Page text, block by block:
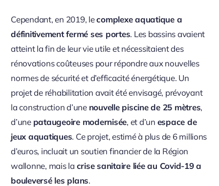
Cependant, en 2019, lecomplexe aquatique a
définitivement fermé ses portes. Les bassins avaient
atteint la fin de leur vie utile et nécessitaient des
rénovations coûteuses pour répondre aux nouvelles
normes de sécurité et d’efficacité énergétique. Un
projet de réhabilitation avait été envisagé, prévoyant
la construction d’une nouvelle piscine de 25 mètres,
d’une pataugeoire modernisée, et d’un espace de
jeux aquatiques. Ce projet, estimé à plus de 6 millions
d’euros, incluait un soutien financier de la Région
wallonne, mais la crise sanitaire liée au Covid-19 a
bouleversé les plans.